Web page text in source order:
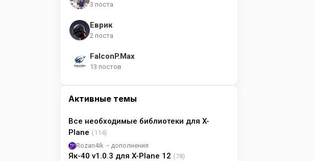
3 поста
Еврик
2 поста
FalconP.Max
13 постов
Активные темы
Все необходимые библиотеки для X-
Plane (114)
Rozan4ik
дополнения
Як-40 v1.0.3 для X-Plane 12 (78)